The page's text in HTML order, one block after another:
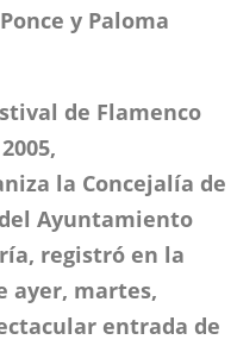
y Paloma
de Flamenco
la Concejalía de
Ayuntamiento
registró en la
ayer, martes,
entrada de